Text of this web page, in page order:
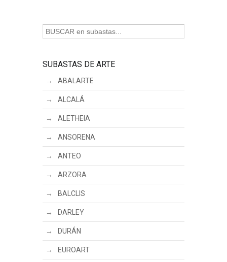
SUBASTAS DE ARTE
ABALARTE
ALCALÁ
ALETHEIA
ANSORENA
ANTEO
ARZORA
BALCLIS
DARLEY
DURÁN
EUROART